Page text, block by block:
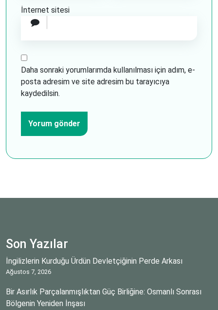
İnternet sitesi
Daha sonraki yorumlarımda kullanılması için adım, e-
posta adresim ve site adresim bu tarayıcıya
kaydedilsin.
Son Yazılar
İngilizlerin Kurduğu Ürdün Devletçiğinin Perde Arkası
Ağustos 7, 2026
Bir Asırlık Parçalanmışlıktan Güç Birliğine: Osmanlı Sonrası
Bölgenin Yeniden İnşası